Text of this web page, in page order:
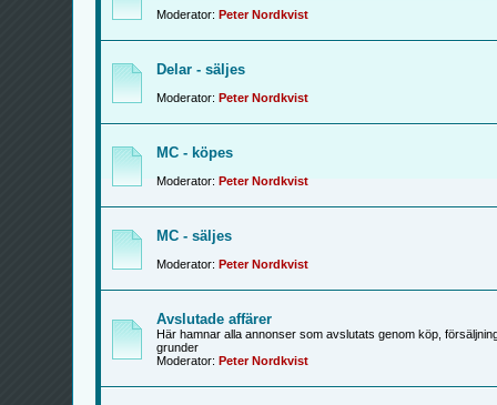
Moderator: Peter Nordkvist
Delar - säljes
Moderator: Peter Nordkvist
MC - köpes
Moderator: Peter Nordkvist
MC - säljes
Moderator: Peter Nordkvist
Avslutade affärer
Här hamnar alla annonser som avslutats genom köp,
grunder
Moderator: Peter Nordkvist